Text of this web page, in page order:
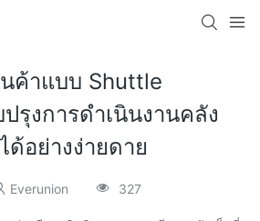
ค้าแบบ Shuttle
รุงการดำเนินงานคลัง
อย่างง่ายดาย
Everunion 327